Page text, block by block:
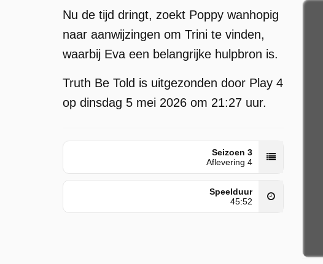
Nu de tijd dringt, zoekt Poppy wanhopig
naar aanwijzingen om Trini te vinden,
waarbij Eva een belangrijke hulpbron is.
Truth Be Told is uitgezonden door Play 4
op dinsdag 5 mei 2026 om 21:27 uur.
Seizoen 3
Aflevering 4
Speelduur
45:52